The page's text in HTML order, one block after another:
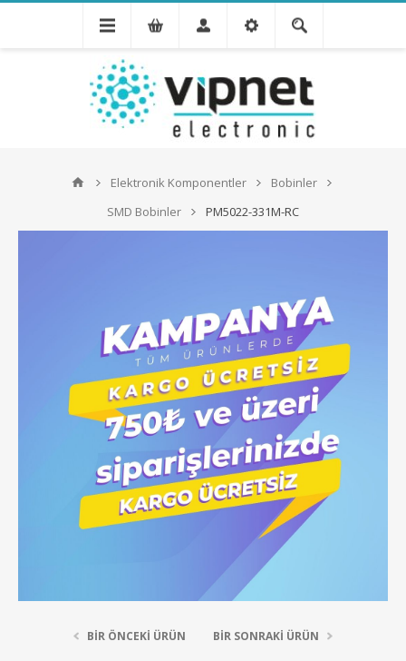
Elektronik Komponentler
Bobinler
SMD Bobinler
PM5022-331M-RC
BIR ÖNCEKI ÜRÜN BIR SONRAKI ÜRÜN